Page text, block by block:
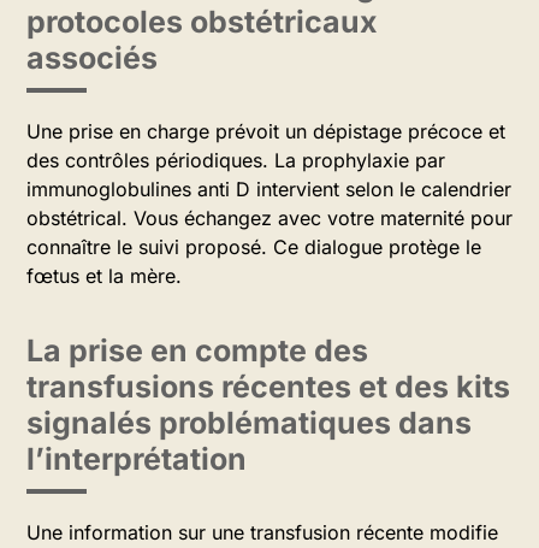
protocoles obstétricaux
associés
Une prise en charge prévoit un dépistage précoce et
des contrôles périodiques. La prophylaxie par
immunoglobulines anti D intervient selon le calendrier
obstétrical. Vous échangez avec votre maternité pour
connaître le suivi proposé. Ce dialogue protège le
fœtus et la mère.
La prise en compte des
transfusions récentes et des kits
signalés problématiques dans
l’interprétation
Une information sur une transfusion récente modifie